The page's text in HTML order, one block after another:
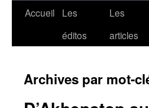
Accueil
Les
éditos
Les
articles
Archives par mot-